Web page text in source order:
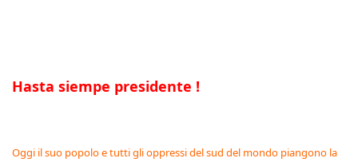
Hasta siempe presidente !
Oggi il suo popolo e tutti gli oppressi del sud del mondo piangono la